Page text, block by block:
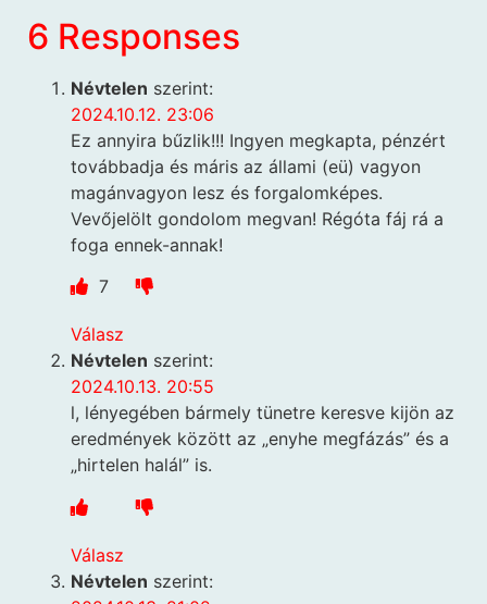
6 Responses
Névtelen szerint:
2024.10.12. 23:06
Ez annyira bűzlik!!! Ingyen megkapta, pénzért
továbbadja és máris az állami (eü) vagyon
magánvagyon lesz és forgalomképes.
Vevőjelölt gondolom megvan! Régóta fáj rá a
foga ennek-annak!
7
Válasz
Névtelen szerint:
2024.10.13. 20:55
l, lényegében bármely tünetre keresve kijön az
eredmények között az „enyhe megfázás” és a
„hirtelen halál” is.
Válasz
Névtelen szerint: